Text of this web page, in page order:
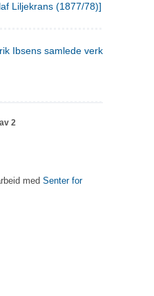
Liljekrans (1877/78)]
Ibsens samlede verker. 3
2
med Senter for